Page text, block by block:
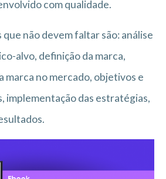
com qualidade.
não devem faltar são: análise
alvo, definição da marca,
marca no mercado, objetivos e
implementação das estratégias,